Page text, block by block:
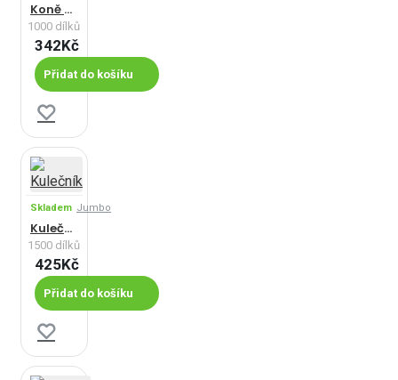
Koně na pusti
1000 dílků
342Kč
Přidat do košíku
Skladem Jumbo
Kulečník
1500 dílků
425Kč
Přidat do košíku